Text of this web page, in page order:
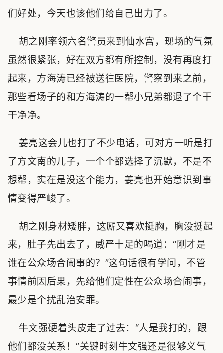
们好处，今天也该他们给自己出力了。
胡之刚率领六名警员来到仙水宫，现场的气氛
虽然很紧张，好在双方都有所控制，没有再度打
起来，方海涛已经被送往医院，警察到来之前，
那些看场子的和方海涛的一帮小兄弟都退了个干
干净净。
姜亮这会儿也打了不少电话，可对方一听是打
了方文南的儿子，一个个都选择了沉默，不是不
想帮，实在是没这个能力，姜亮也开始意识到事
情变得严峻了。
胡之刚身材矮胖，这厮又喜欢挺胸，胸没挺起
来，肚子先出去了，威严十足的喝道：“刚才是
谁在公众场合闹事的？”这句话很有学问，不管
事情前因后果，先给他们定性在公众场合闹事，
最少是个扰乱治安罪。
牛文强硬着头皮走了过去：“人是我打的，跟
他们都没关系！”关键时刻牛文强还是很够义气